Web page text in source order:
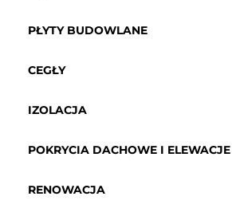
PŁYTY BUDOWLANE
CEGŁY
IZOLACJA
POKRYCIA DACHOWE I ELEWACJE
RENOWACJA